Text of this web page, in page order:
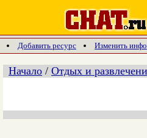
Добавить ресурс Изменить
Начало / Отдых и